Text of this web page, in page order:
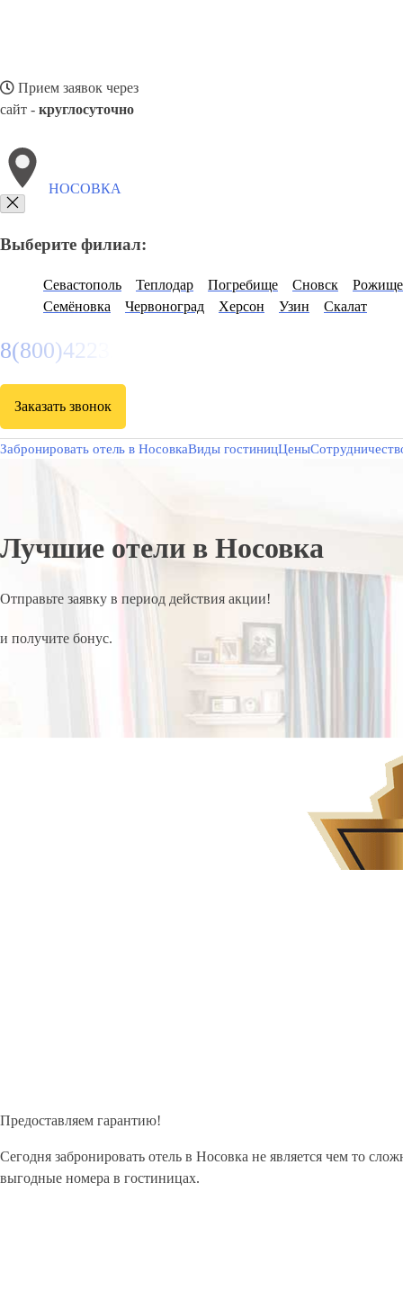
Прием заявок через
сайт - круглосуточно
НОСОВКА
Выберите филиал:
Севастополь Теплодар Погребище Сновск
Рожище
Семёновка
Червоноград Херсон Узин Скалат
8(800)4223263
Заказать звонок
Забронировать отель в НосовкаВиды гостиницЦены
Лучшие отели в Носовка
Отправьте заявку в период действия акции!
и получите бонус.
Предоставляем гарантию!
Сегодня забронировать отель в Носовка не является чем то
выгодные номера в гостиницах.